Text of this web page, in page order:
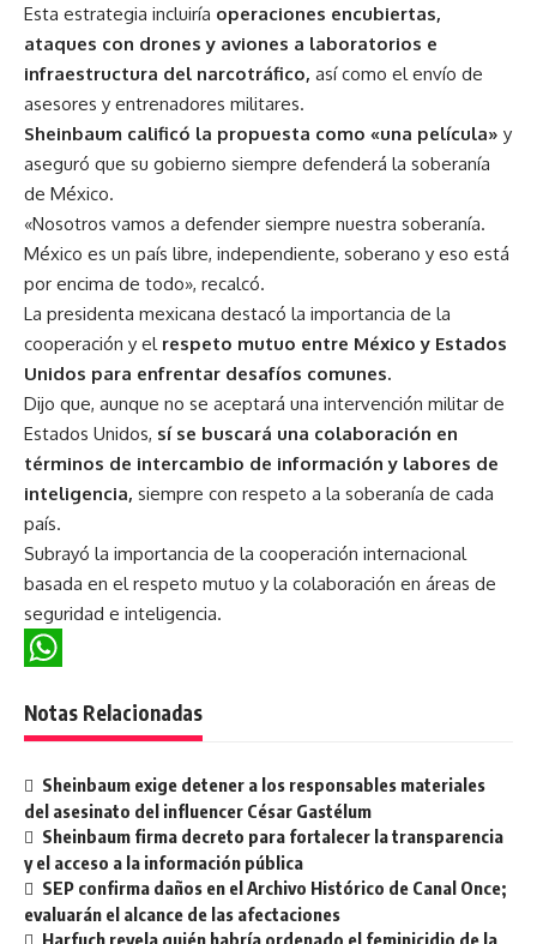
Esta estrategia incluiría operaciones encubiertas,
ataques con drones y aviones a laboratorios e
infraestructura del narcotráfico, así como el envío de
asesores y entrenadores militares.
Sheinbaum calificó la propuesta como «una película» y
aseguró que su gobierno siempre defenderá la soberanía
de México.
«Nosotros vamos a defender siempre nuestra soberanía.
México es un país libre, independiente, soberano y eso está
por encima de todo», recalcó.
La presidenta mexicana destacó la importancia de la
cooperación y el respeto mutuo entre México y Estados
Unidos para enfrentar desafíos comunes.
Dijo que, aunque no se aceptará una intervención militar de
Estados Unidos, sí se buscará una colaboración en
términos de intercambio de información y labores de
inteligencia, siempre con respeto a la soberanía de cada
país.
Subrayó la importancia de la cooperación internacional
basada en el respeto mutuo y la colaboración en áreas de
seguridad e inteligencia.
Notas Relacionadas
Sheinbaum exige detener a los responsables materiales
del asesinato del influencer César Gastélum
Sheinbaum firma decreto para fortalecer la transparencia
y el acceso a la información pública
SEP confirma daños en el Archivo Histórico de Canal Once;
evaluarán el alcance de las afectaciones
Harfuch revela quién habría ordenado el feminicidio de la